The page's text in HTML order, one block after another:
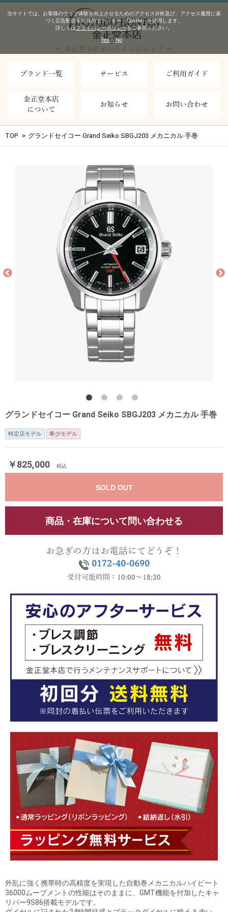
― 金正堂本店オンラインショップ ―
ブランド一覧 サービス ご利用ガイド
金正堂本店
について
お知らせ お問い合わせ
TOP > グランドセイコー Grand Seiko SBGJ203 メカニカル 手巻
グランドセイコー Grand Seiko SBGJ203 メカニカル 手巻
特定店モデル 希少モデル
￥825,000 税込
SOLD OUT
商品・在庫について問い合わせる
お急ぎの方はお電話にてどうぞ！
0172-40-0690
受付可能時間：10:00～18:30
外乱に強く携帯時の高精度を実現した自動巻メカニカルハイビート
36000ムーブメントの性能はそのままに、GMT機能を付加したキャ
リバー9S86搭載モデルです。
当サイトでは、お客様のウェブ体験を向上させるためのアクセス分析及び、アクセス履歴に基
づく広告配信等の目的でクッキー（Cookie）を使用します。
詳しくはプライバシーポリシーをご参照ください。
Yes No